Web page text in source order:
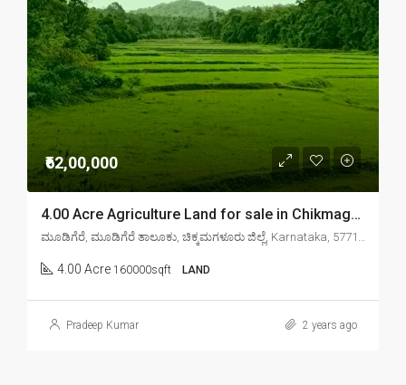
₹62,00,000
4.00 Acre Agriculture Land for sale in Chikmagalur mudigere
ಮೂಡಿಗೆರೆ, ಮೂಡಿಗೆರೆ ತಾಲೂಕು, ಚಿಕ್ಕಮಗಳೂರು ಜಿಲ್ಲೆ, Karnataka, 577132, India
4.00 Acre 160000sqft LAND
Pradeep Kumar 2 years ago